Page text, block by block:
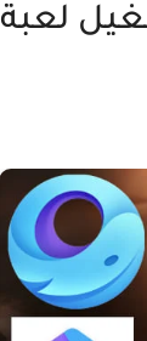
و تشغيل لعبة